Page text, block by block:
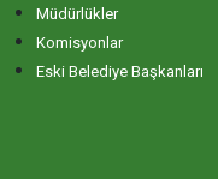
Müdürlükler
Komisyonlar
Eski Belediye Başkanları